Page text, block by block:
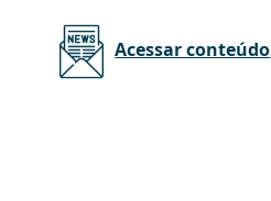
Acessar conteúdo